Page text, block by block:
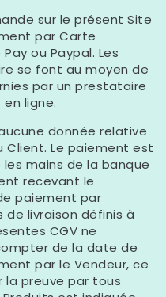
sur le présent Site
par Carte
ou Paypal. Les
se font au moyen de
par un prestataire
ligne.
donnée relative
Client. Le paiement est
mains de la banque
recevant le
paiement par
de livraison définis à
CGV ne
de la date de
par le Vendeur, ce
preuve par tous